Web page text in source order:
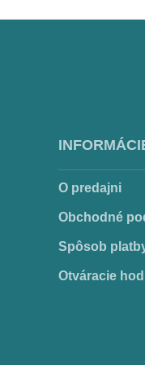
O predajni
Obchodné
Spôsob
Otváracie